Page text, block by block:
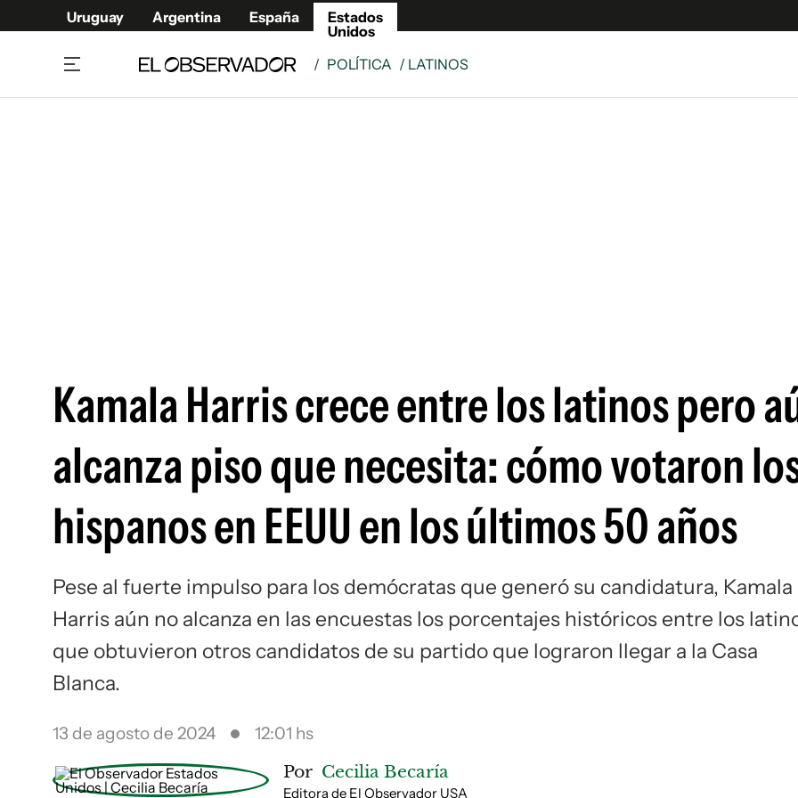
Uruguay Argentina España
Estados
Unidos
/ POLÍTICA / LATINOS
Kamala Harris crece entre los latinos pero
alcanza piso que necesita: cómo votaron
hispanos en EEUU en los últimos 50 años
Pese al fuerte impulso para los demócratas que generó su candidatura, Kamala
Harris aún no alcanza en las encuestas los porcentajes históricos entre los
que obtuvieron otros candidatos de su partido que lograron llegar a la Casa
Blanca.
13 de agosto de 2024 12:01 hs
Por Cecilia Becaría
Editora de El Observador USA